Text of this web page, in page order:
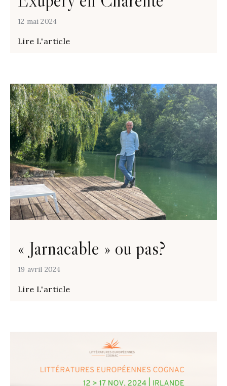
12 mai 2024
Lire L'article
« Jarnacable » ou pas?
19 avril 2024
Lire L'article